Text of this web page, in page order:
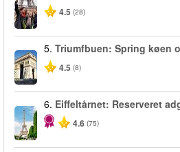
4.5 (28)
5. Triumfbuen: Spring køen
4.5 (8)
6. Eiffeltårnet: Reserveret
4.6 (75)